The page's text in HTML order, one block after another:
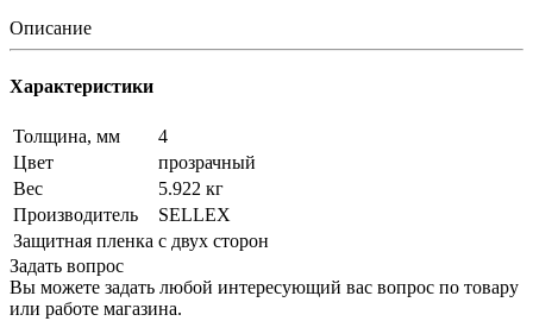
Описание
Характеристики
Толщина, мм
4
Цвет
прозрачный
Вес
5.922 кг
Производитель
SELLEX
Защитная пленка с двух сторон
Задать вопрос
Вы можете задать любой интересующий вас вопрос по товару
или работе магазина.